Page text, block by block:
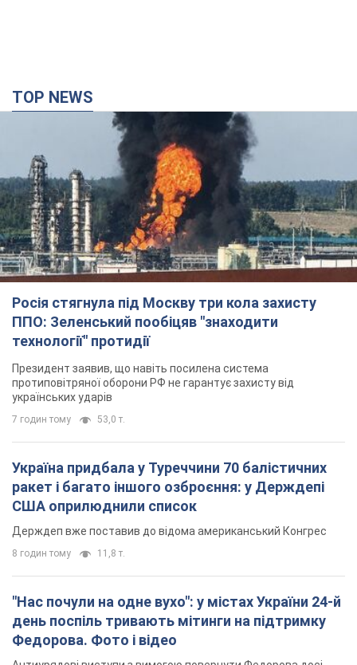
Росія стягнула під Москву три кола захисту
ППО: Зеленський пообіцяв "знаходити
технології" протидії
Президент заявив, що навіть посилена система
протиповітряної оборони РФ не гарантує захисту від
українських ударів
7 годин тому 53,0 т.
Україна придбала у Туреччини 70 балістичних
ракет і багато іншого озброєння: у Держдепі
США оприлюднили список
Держдеп вже поставив до відома американський Конгрес
8 годин тому 11,8 т.
"Нас почули на одне вухо": у містах України 24-й
день поспіль тривають мітинги на підтримку
тривають
8 годин тому 4,6 т.